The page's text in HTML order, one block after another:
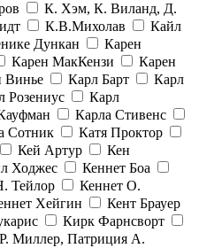
К. Хэм, К. Виланд, Д.
К.В.Михолав
Кайл
Дункан
Карен
Карен МакКензи
Карен
Винье Карл Барт
Карл
Розениус
Карл
Карла Стивенс
Сотник
Катя Проктор
Кей Артур
Кен
Ходжес
Кеннет Боа
Тейлор
Кеннет О.
Хейгин
Кент Брауер
Кирк Фарнсворт
Миллер, Патриция А.